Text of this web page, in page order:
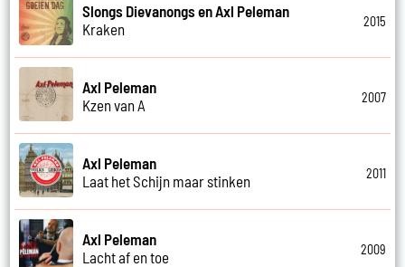
Slongs Dievanongs en Axl Peleman
Kraken
2015
Axl Peleman
Kzen van A
2007
Axl Peleman
Laat het Schijn maar stinken
2011
Axl Peleman
Lacht af en toe
2009